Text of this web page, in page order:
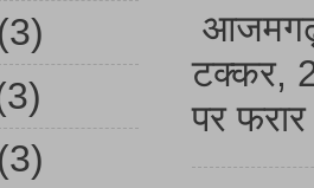
आजमगढ़
टक्कर,
पर
(3)
(3)